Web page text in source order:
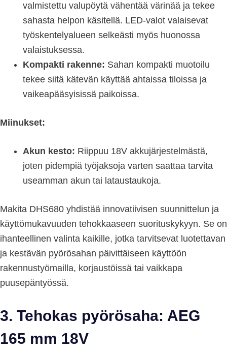
valmistettu valupöytä vähentää värinää ja tekee
sahasta helpon käsitellä. LED-valot valaisevat
työskentelyalueen selkeästi myös huonossa
valaistuksessa.
Kompakti rakenne: Sahan kompakti muotoilu
tekee siitä kätevän käyttää ahtaissa tiloissa ja
vaikeapääsyisissä paikoissa.
Miinukset:
Akun kesto: Riippuu 18V akkujärjestelmästä,
joten pidempiä työjaksoja varten saattaa tarvita
useamman akun tai lataustaukoja.
Makita DHS680 yhdistää innovatiivisen suunnittelun ja
käyttömukavuuden tehokkaaseen suorituskykyyn. Se on
ihanteellinen valinta kaikille, jotka tarvitsevat luotettavan
ja kestävän pyörösahan päivittäiseen käyttöön
rakennustyömailla, korjaustöissä tai vaikkapa
puusepäntyössä.
3. Tehokas pyörösaha: AEG
165 mm 18V